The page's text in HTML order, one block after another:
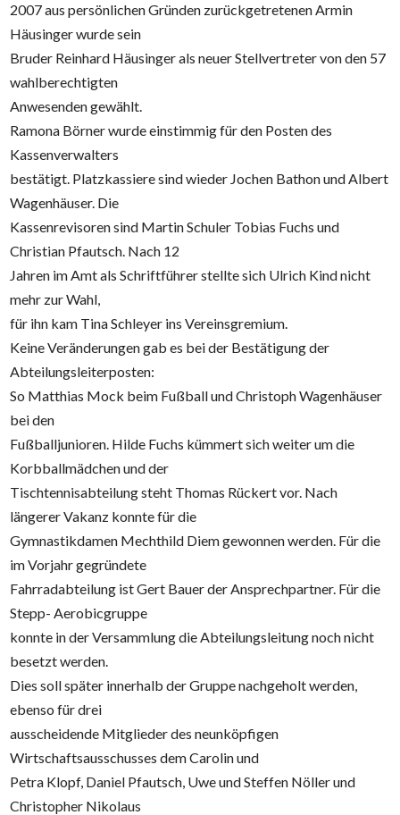
2007 aus persönlichen Gründen zurückgetretenen Armin
Häusinger wurde sein
Bruder Reinhard Häusinger als neuer Stellvertreter von den 57
wahlberechtigten
Anwesenden gewählt.
Ramona Börner wurde einstimmig für den Posten des
Kassenverwalters
bestätigt. Platzkassiere sind wieder Jochen Bathon und Albert
Wagenhäuser. Die
Kassenrevisoren sind Martin Schuler Tobias Fuchs und
Christian Pfautsch. Nach 12
Jahren im Amt als Schriftführer stellte sich Ulrich Kind nicht
mehr zur Wahl,
für ihn kam Tina Schleyer ins Vereinsgremium.
Keine Veränderungen gab es bei der Bestätigung der
Abteilungsleiterposten:
So Matthias Mock beim Fußball und Christoph Wagenhäuser
bei den
Fußballjunioren. Hilde Fuchs kümmert sich weiter um die
Korbballmädchen und der
Tischtennisabteilung steht Thomas Rückert vor. Nach
längerer Vakanz konnte für die
Gymnastikdamen Mechthild Diem gewonnen werden. Für die
im Vorjahr gegründete
Fahrradabteilung ist Gert Bauer der Ansprechpartner. Für die
Stepp- Aerobicgruppe
konnte in der Versammlung die Abteilungsleitung noch nicht
besetzt werden.
Dies soll später innerhalb der Gruppe nachgeholt werden,
ebenso für drei
ausscheidende Mitglieder des neunköpfigen
Wirtschaftsausschusses dem Carolin und
Petra Klopf, Daniel Pfautsch, Uwe und Steffen Nöller und
Christopher Nikolaus